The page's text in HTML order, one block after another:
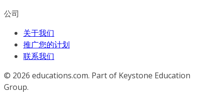
公司
关于我们
推广您的计划
联系我们
© 2026 educations.com. Part of Keystone Education
Group.